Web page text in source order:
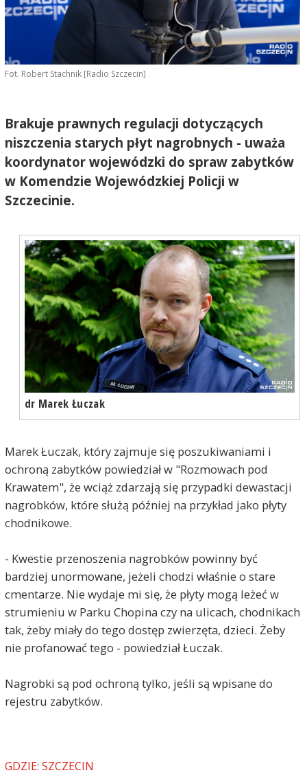
Fot. Robert Stachnik [Radio Szczecin]
Brakuje prawnych regulacji dotyczących
niszczenia starych płyt nagrobnych - uważa
koordynator wojewódzki do spraw zabytków
w Komendzie Wojewódzkiej Policji w
Szczecinie.
dr Marek Łuczak
Marek Łuczak, który zajmuje się poszukiwaniami i
ochroną zabytków powiedział w "Rozmowach pod
Krawatem", że wciąż zdarzają się przypadki dewastacji
nagrobków, które służą później na przykład jako płyty
chodnikowe.
- Kwestie przenoszenia nagrobków powinny być
bardziej unormowane, jeżeli chodzi właśnie o stare
cmentarze. Nie wydaje mi się, że płyty mogą leżeć w
strumieniu w Parku Chopina czy na ulicach, chodnikach
tak, żeby miały do tego dostęp zwierzęta, dzieci. Żeby
nie profanować tego - powiedział Łuczak.
Nagrobki są pod ochroną tylko, jeśli są wpisane do
rejestru zabytków.
GDZIE: SZCZECIN